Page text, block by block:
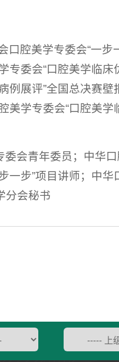
腔美学专委会“一
专委会“口腔美学临
例展评”全国总决赛
美学专委会“口腔美
会青年委员；中华
一步”项目讲师；中
分会秘书